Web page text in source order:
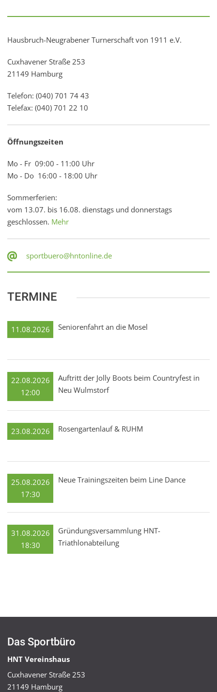
Hausbruch-Neugrabener Turnerschaft von 1911 e.V.
Cuxhavener Straße 253
21149 Hamburg
Telefon: (040) 701 74 43
Telefax: (040) 701 22 10
Öffnungszeiten
Mo - Fr 09:00 - 11:00 Uhr
Mo - Do 16:00 - 18:00 Uhr
Sommerferien:
vom 13.07. bis 16.08. dienstags und donnerstags
geschlossen. Mehr
sportbuero@hntonline.de
TERMINE
11.08.2026 Seniorenfahrt an die Mosel
22.08.2026
12:00
Auftritt der Jolly Boots beim Countryfest in
Neu Wulmstorf
23.08.2026 Rosengartenlauf & RUHM
25.08.2026
17:30
Neue Trainingszeiten beim Line Dance
31.08.2026
18:30
Gründungsversammlung HNT-
Triathlonabteilung
Das Sportbüro
HNT Vereinshaus
Cuxhavener Straße 253
21149 Hamburg